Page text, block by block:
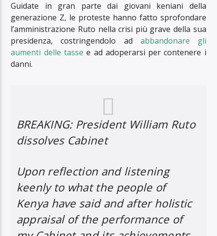
Guidate in gran parte dai giovani keniani della
generazione Z, le proteste hanno fatto sprofondare
l’amministrazione Ruto nella crisi più grave della sua
presidenza, costringendolo ad abbandonare gli
aumenti delle tasse e ad adoperarsi per contenere i
danni.
BREAKING: President William Ruto
dissolves Cabinet
Upon reflection and listening
keenly to what the people of
Kenya have said and after holistic
appraisal of the performance of